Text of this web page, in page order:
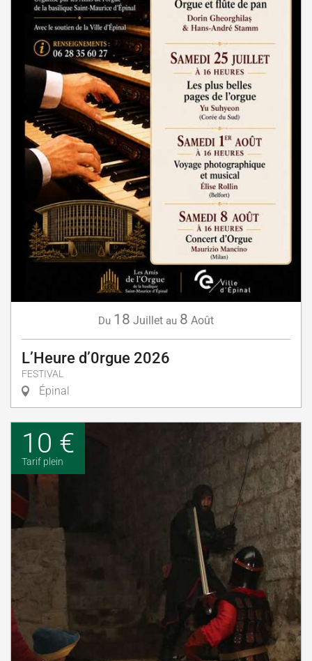
Du 18 Juillet au 8 Août
L’Heure d’0rgue 2026
FESTIVAL
Épinal
10 €
Tarif plein